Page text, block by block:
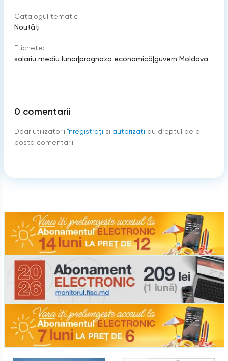
Catalogul tematic
Noutăți
Etichete:
salariu mediu lunar|prognoza economică|guvern Moldova
0 comentarii
Doar utilizatorii înregistraţi şi autorizați au dreptul de a
posta comentarii.